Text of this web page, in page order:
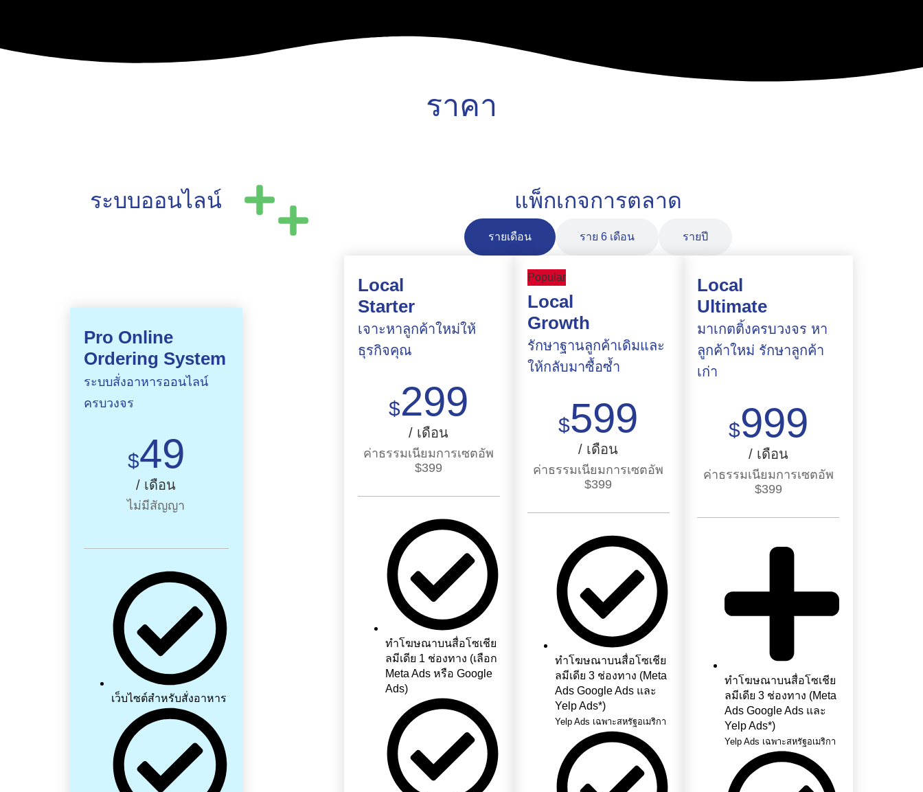
ราคา
ระบบออนไลน์
Pro Online
Ordering System
ระบบสั่งอาหารออนไลน์
ครบวงจร
$49
/ เดือน
ไม่มีสัญญา
เว็บไซต์สำหรับสั่งอาหาร
แพ็กเกจการตลาด
รายเดือน ราย 6 เดือน รายปี
Local
Starter
เจาะหาลูกค้าใหม่ให้
ธุรกิจคุณ
$299
/ เดือน
ค่าธรรมเนียมการเซตอัพ
$399
ทำโฆษณาบนสื่อโซเชีย
ลมีเดีย 1 ช่องทาง (เลือก
Meta Ads หรือ Google
Ads)
Popular
Local
Growth
รักษาฐานลูกค้าเดิมและ
ให้กลับมาซื้อซ้ำ
$599
/ เดือน
ค่าธรรมเนียมการเซตอัพ
$399
ทำโฆษณาบนสื่อโซเชีย
ลมีเดีย 3 ช่องทาง (Meta
Ads Google Ads และ
Yelp Ads*)
Yelp Ads เฉพาะสหรัฐอเมริกา
Local
Ultimate
มาเกตติ้งครบวงจร หา
ลูกค้าใหม่ รักษาลูกค้า
เก่า
$999
/ เดือน
ค่าธรรมเนียมการเซตอัพ
$399
ทำโฆษณาบนสื่อโซเชีย
ลมีเดีย 3 ช่องทาง (Meta
Ads Google Ads และ
Yelp Ads*)
Yelp Ads เฉพาะสหรัฐอเมริกา